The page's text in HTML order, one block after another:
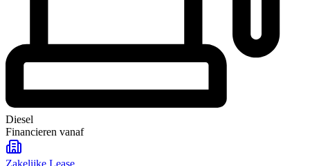
Diesel
Financieren vanaf
Zakelijke Lease